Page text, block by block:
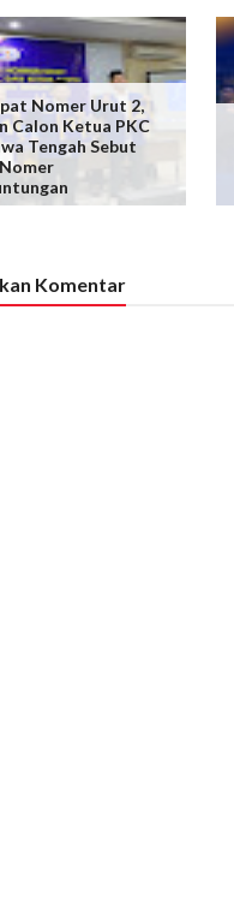
Nomer Urut 2,
Calon Ketua PKC
Tengah Sebut
Komentar